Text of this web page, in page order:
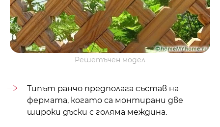
Решетъчен модел
Типът ранчо предполага състав на
фермата, когато са монтирани две
широки дъски с голяма междина.